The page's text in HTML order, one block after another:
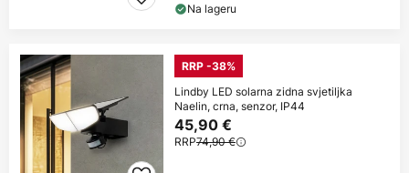
Na lageru
RRP -38%
Lindby LED solarna zidna svjetiljka
Naelin, crna, senzor, IP44
45,90 €
RRP74,90 €